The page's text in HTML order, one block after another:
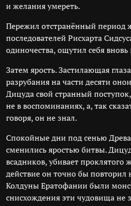
и желания умереть.
Пережил отстранённый период
последователей Рисхарта
одиночества, ощутил себя вновь
Затем ярость. Застилающая
разрубания на части десяти
Дицуда свой странный
не в воспоминаниях, а, так
говоря, он не знал.
Спокойные дни под сенью
сменились яростью битвы.
всадников, убивает проклятого
действие он точно бы повторил
Колдуны Ератофании были
снисхождения эти чудовища не